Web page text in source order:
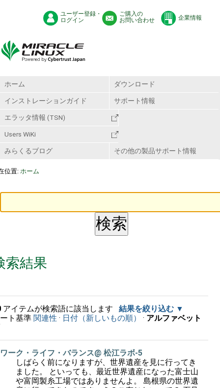
ユーザー登録・
ログイン
ご購入の
お問い合わせ
企業情報
ホーム ダウンロード
インストレーションガイド サポート情報
エラッタ情報 (TSN)
Users WiKi
みらくるブログ その他の製品サポート情報
位置: ホーム
索結果
アイテムが検索語に該当します
結果を絞り込む
ト基準 関連性 · 日付（新しいもの順） · アルファベット
ワーク・ライフ・バランス@ 松江ラボ-5
しばらく前になりますが、世界遺産を見に行ってき
ました。 といっても、最近世界遺産になった富士山
や富岡製糸工場ではありませんよ。 島根県の世界遺